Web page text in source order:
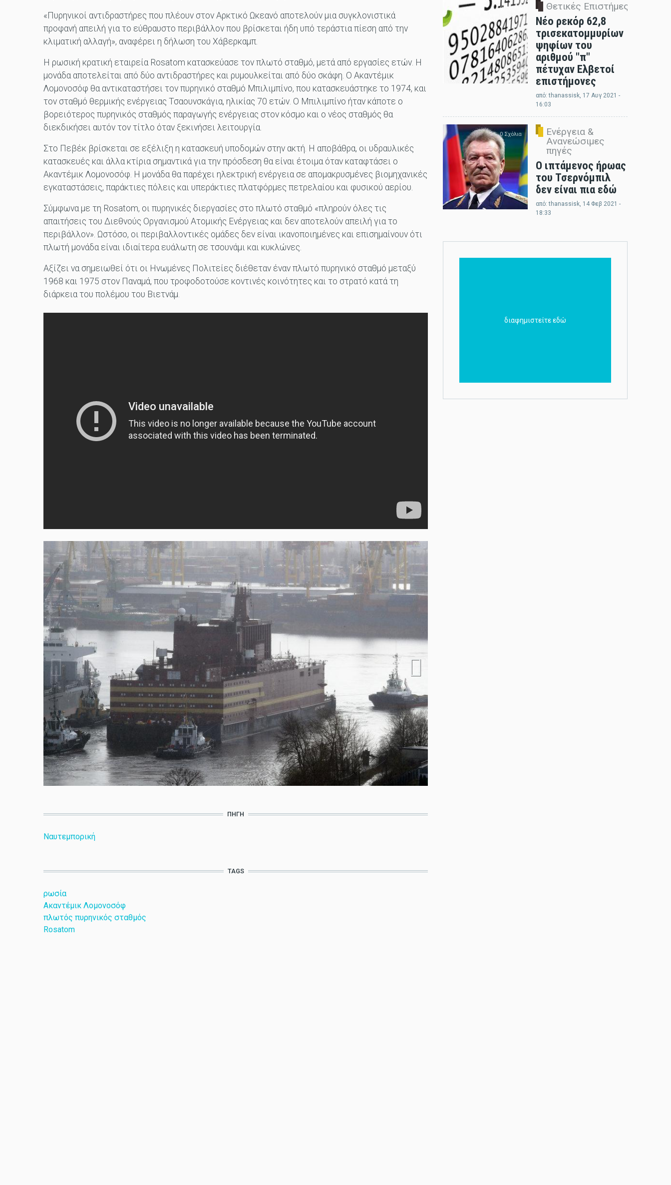
«Πυρηνικοί αντιδραστήρες που πλέουν στον Αρκτικό Ωκεανό αποτελούν μια συγκλονιστικά
προφανή απειλή για το εύθραυστο περιβάλλον που βρίσκεται ήδη υπό τεράστια πίεση από την
κλιματική αλλαγή», αναφέρει η δήλωση του Χάβερκαμπ.
Η ρωσική κρατική εταιρεία Rosatom κατασκεύασε τον πλωτό σταθμό, μετά από εργασίες ετών. Η
μονάδα αποτελείται από δύο αντιδραστήρες και ρυμουλκείται από δύο σκάφη. Ο Ακαντέμικ
Λομονοσόφ θα αντικαταστήσει τον πυρηνικό σταθμό Μπιλιμπίνο, που κατασκευάστηκε το 1974, και
τον σταθμό θερμικής ενέργειας Τσαουνσκάγια, ηλικίας 70 ετών. Ο Μπιλιμπίνο ήταν κάποτε ο
βορειότερος πυρηνικός σταθμός παραγωγής ενέργειας στον κόσμο και ο νέος σταθμός θα
διεκδικήσει αυτόν τον τίτλο όταν ξεκινήσει λειτουργία.
Στο Πεβέκ βρίσκεται σε εξέλιξη η κατασκευή υποδομών στην ακτή. Η αποβάθρα, οι υδραυλικές
κατασκευές και άλλα κτίρια σημαντικά για την πρόσδεση θα είναι έτοιμα όταν καταφτάσει ο
Ακαντέμικ Λομονοσόφ. Η μονάδα θα παρέχει ηλεκτρική ενέργεια σε απομακρυσμένες βιομηχανικές
εγκαταστάσεις, παράκτιες πόλεις και υπεράκτιες πλατφόρμες πετρελαίου και φυσικού αερίου.
Σύμφωνα με τη Rosatom, οι πυρηνικές διεργασίες στο πλωτό σταθμό «πληρούν όλες τις
απαιτήσεις του Διεθνούς Οργανισμού Ατομικής Ενέργειας και δεν αποτελούν απειλή για το
περιβάλλον». Ωστόσο, οι περιβαλλοντικές ομάδες δεν είναι ικανοποιημένες και επισημαίνουν ότι
πλωτή μονάδα είναι ιδιαίτερα ευάλωτη σε τσουνάμι και κυκλώνες.
Αξίζει να σημειωθεί ότι οι Ηνωμένες Πολιτείες διέθεταν έναν πλωτό πυρηνικό σταθμό μεταξύ
1968 και 1975 στον Παναμά, που τροφοδοτούσε κοντινές κοινότητες και το στρατό κατά τη
διάρκεια του πολέμου του Βιετνάμ.
ΠΗΓΉ
Ναυτεμπορική
TAGS
ρωσία
Ακαντέμικ Λομονοσόφ
πλωτός πυρηνικός σταθμός
Rosatom
0 Σχόλια Θετικές Επιστήμες
Νέο ρεκόρ 62,8
τρισεκατομμυρίων
ψηφίων του
αριθμού "π"
πέτυχαν Ελβετοί
επιστήμονες
από:thanassisk, 17 Αυγ 2021 -
16:03
0 Σχόλια
Ενέργεια &
Ανανεώσιμες
πηγές
Ο ιπτάμενος ήρωας
του Τσερνόμπιλ
δεν είναι πια εδώ
από:thanassisk, 14 Φεβ 2021 -
18:33
διαφημιστείτε εδώ